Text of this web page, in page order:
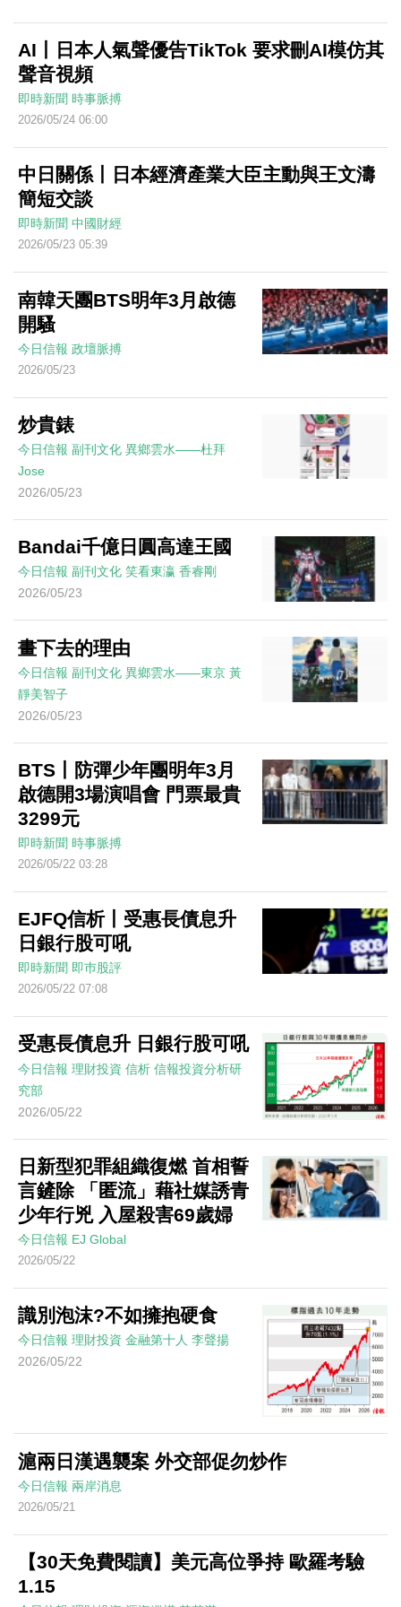
AI丨日本人氣聲優告TikTok 要求刪AI模仿其
聲音視頻
即時新聞 時事脈搏
2026/05/24 06:00
中日關係丨日本經濟產業大臣主動與王文濤
簡短交談
即時新聞 中國財經
2026/05/23 05:39
南韓天團BTS明年3月啟德
開騷
今日信報 政壇脈搏
2026/05/23
炒貴錶
今日信報 副刊文化 異鄉雲水——杜拜
Jose
2026/05/23
Bandai千億日圓高達王國
今日信報 副刊文化 笑看東瀛 香睿剛
2026/05/23
畫下去的理由
今日信報 副刊文化 異鄉雲水——東京 黃
靜美智子
2026/05/23
BTS丨防彈少年團明年3月
啟德開3場演唱會 門票最貴
3299元
即時新聞 時事脈搏
2026/05/22 03:28
EJFQ信析丨受惠長債息升
日銀行股可吼
即時新聞 即巿股評
2026/05/22 07:08
受惠長債息升 日銀行股可吼
今日信報 理財投資 信析 信報投資分析研
究部
2026/05/22
日新型犯罪組織復燃 首相誓
言鏟除 「匿流」藉社媒誘青
少年行兇 入屋殺害69歲婦
今日信報 EJ Global
2026/05/22
識別泡沫?不如擁抱硬食
今日信報 理財投資 金融第十人 李聲揚
2026/05/22
滬兩日漢遇襲案 外交部促勿炒作
今日信報 兩岸消息
2026/05/21
【30天免費閱讀】美元高位爭持 歐羅考驗
1.15